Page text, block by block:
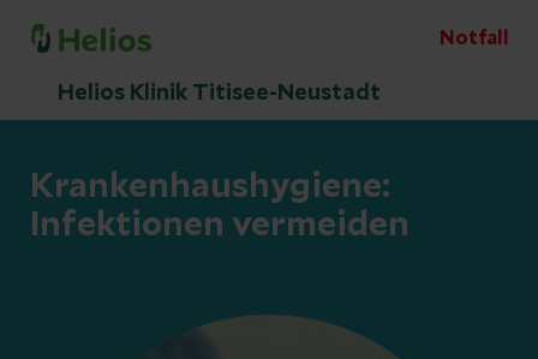
Notfall
Helios Klinik Titisee-Neustadt
Krankenhaushygiene:
Infektionen vermeiden